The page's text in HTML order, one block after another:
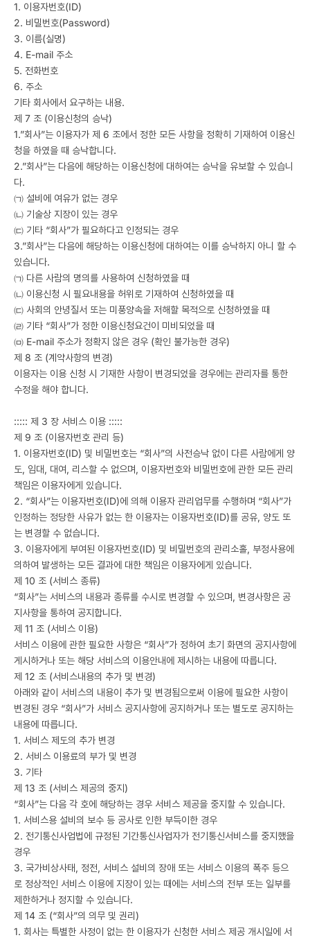
1. 이용자번호(ID)
2. 비밀번호(Password)
3. 이름(실명)
4. E-mail 주소
5. 전화번호
6. 주소
기타 회사에서 요구하는 내용.
제 7 조 (이용신청의 승낙)
1.”회사”는 이용자가 제 6 조에서 정한 모든 사항을 정확히 기재하여 이용신
청을 하였을 때 승낙합니다.
2.”회사”는 다음에 해당하는 이용신청에 대하여는 승낙을 유보할 수 있습니
다.
㈀ 설비에 여유가 없는 경우
㈁ 기술상 지장이 있는 경우
㈂ 기타 “회사”가 필요하다고 인정되는 경우
3.”회사”는 다음에 해당하는 이용신청에 대하여는 이를 승낙하지 아니 할 수
있습니다.
㈀ 다른 사람의 명의를 사용하여 신청하였을 때
㈁ 이용신청 시 필요내용을 허위로 기재하여 신청하였을 때
㈂ 사회의 안녕질서 또는 미풍양속을 저해할 목적으로 신청하였을 때
㈃ 기타 “회사”가 정한 이용신청요건이 미비되었을 때
㈄ E-mail 주소가 정확지 않은 경우 (확인 불가능한 경우)
제 8 조 (계약사항의 변경)
이용자는 이용 신청 시 기재한 사항이 변경되었을 경우에는 관리자를 통한
수정을 해야 합니다.
::::: 제 3 장 서비스 이용 :::::
제 9 조 (이용자번호 관리 등)
1. 이용자번호(ID) 및 비밀번호는 “회사”의 사전승낙 없이 다른 사람에게 양
도, 임대, 대여, 리스할 수 없으며, 이용자번호와 비밀번호에 관한 모든 관리
책임은 이용자에게 있습니다.
2. “회사”는 이용자번호(ID)에 의해 이용자 관리업무를 수행하며 “회사”가
인정하는 정당한 사유가 없는 한 이용자는 이용자번호(ID)를 공유, 양도 또
는 변경할 수 없습니다.
3. 이용자에게 부여된 이용자번호(ID) 및 비밀번호의 관리소홀, 부정사용에
의하여 발생하는 모든 결과에 대한 책임은 이용자에게 있습니다.
제 10 조 (서비스 종류)
“회사”는 서비스의 내용과 종류를 수시로 변경할 수 있으며, 변경사항은 공
지사항을 통하여 공지합니다.
제 11 조 (서비스 이용)
서비스 이용에 관한 필요한 사항은 “회사”가 정하여 초기 화면의 공지사항에
게시하거나 또는 해당 서비스의 이용안내에 제시하는 내용에 따릅니다.
제 12 조 (서비스내용의 추가 및 변경)
아래와 같이 서비스의 내용이 추가 및 변경됨으로써 이용에 필요한 사항이
변경된 경우 “회사”가 서비스 공지사항에 공지하거나 또는 별도로 공지하는
내용에 따릅니다.
1. 서비스 제도의 추가 변경
2. 서비스 이용료의 부가 및 변경
3. 기타
제 13 조 (서비스 제공의 중지)
“회사”는 다음 각 호에 해당하는 경우 서비스 제공을 중지할 수 있습니다.
1. 서비스용 설비의 보수 등 공사로 인한 부득이한 경우
2. 전기통신사업법에 규정된 기간통신사업자가 전기통신서비스를 중지했을
경우
3. 국가비상사태, 정전, 서비스 설비의 장애 또는 서비스 이용의 폭주 등으
로 정상적인 서비스 이용에 지장이 있는 때에는 서비스의 전부 또는 일부를
제한하거나 정지할 수 있습니다.
제 14 조 (“회사”의 의무 및 권리)
1. 회사는 특별한 사정이 없는 한 이용자가 신청한 서비스 제공 개시일에 서